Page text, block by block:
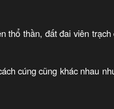
thần, đất đai viên
cúng cũng khác nhau